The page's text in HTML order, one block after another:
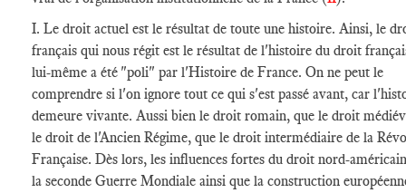
I. Le droit actuel est le résultat de toute une histoire. Ainsi, le
français qui nous régit est le résultat de l'histoire du droit
lui-même a été "poli" par l'Histoire de France. On ne peut le
comprendre si l'on ignore tout ce qui s'est passé avant, car
demeure vivante. Aussi bien le droit romain, que le droit
le droit de l'Ancien Régime, que le droit intermédiaire de la
Française. Dès lors, les influences fortes du droit nord-
la seconde Guerre Mondiale ainsi que la construction